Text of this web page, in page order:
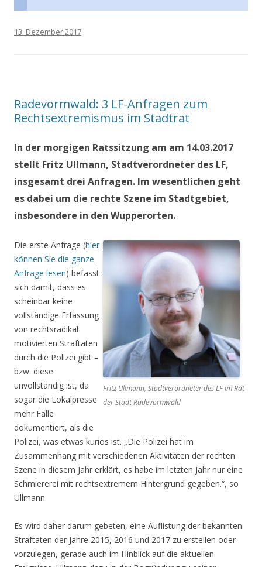
13. Dezember 2017
Radevormwald: 3 LF-Anfragen zum
Rechtsextremismus im Stadtrat
In der morgigen Ratssitzung am am 14.03.2017
stellt Fritz Ullmann, Stadtverordneter des LF,
insgesamt drei Anfragen. Im wesentlichen geht
es dabei um die rechte Szene im Stadtgebiet,
insbesondere in den Wupperorten.
Fritz Ullmann, Stadtverordneter des LF im Rat
der Stadt Radevormwald
Die erste Anfrage (hier
können Sie die ganze
Anfrage lesen) befasst
sich damit, dass es
scheinbar keine
vollständige Erfassung
von rechtsradikal
motivierten Straftaten
durch die Polizei gibt –
bzw. diese
unvollständig ist, da
sogar die Lokalpresse
mehr Fälle
dokumentiert, als die
Polizei, was etwas kurios ist. „Die Polizei hat im
Zusammenhang mit verschiedenen Aktivitäten der rechten
Szene in diesem Jahr erklärt, es habe im letzten Jahr nur eine
Schmiererei mit rechtsextremem Hintergrund gegeben.“, so
Ullmann.
Es wird daher darum gebeten, eine Auflistung der bekannten
Straftaten der Jahre 2015, 2016 und 2017 zu erstellen oder
vorzulegen, gerade auch im Hinblick auf die aktuellen